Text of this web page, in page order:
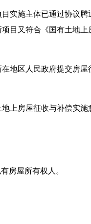
施主体已通过协议腾
目又符合《国有土地
区人民政府提交房屋
房屋征收与补偿实施
房屋所有权人。